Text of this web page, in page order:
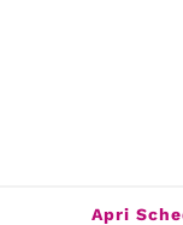
Apri